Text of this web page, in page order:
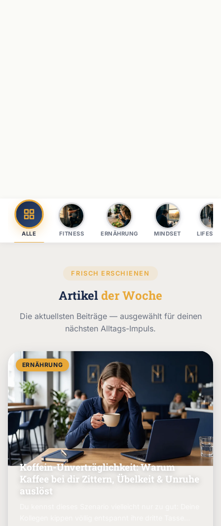
ALLE FITNESS ERNÄHRUNG MINDSET
FRISCH ERSCHIENEN
Artikelder Woche
Die aktuellsten Beiträge — ausgewählt für deinen
nächsten Alltags-Impuls.
ERNÄHRUNG
Koffein-Unverträglichkeit: Warum
Kaffee bei dir Zittern, Übelkeit & Unruhe
auslöst